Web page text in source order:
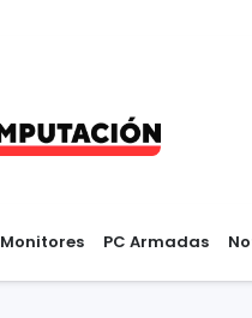
Monitores PC Armadas